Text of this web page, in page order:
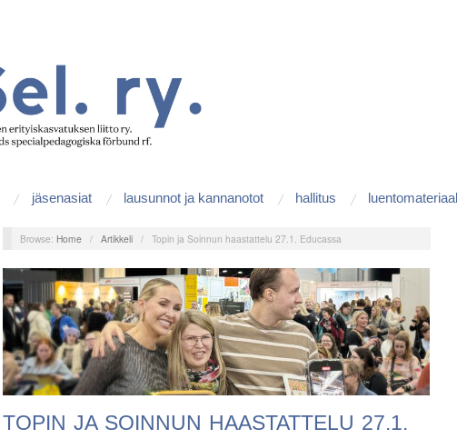
jäsenasiat lausunnot ja kannanotot hallitus
Browse: Home / Artikkeli / Topin ja Soinnun haastattelu 27.1. Educassa
TOPIN JA SOINNUN HAASTATTELU 27.1.